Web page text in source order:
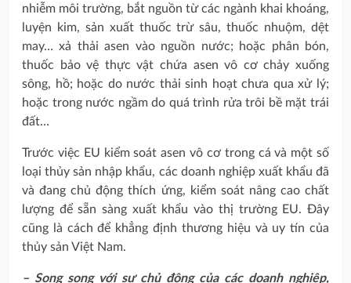
nhiễm môi trường, bắt nguồn từ các ngành khai khoáng,
luyện kim, sản xuất thuốc trừ sâu, thuốc nhuộm, dệt
may… xả thải asen vào nguồn nước; hoặc phân bón,
thuốc bảo vệ thực vật chứa asen vô cơ chảy xuống
sông, hồ; hoặc do nước thải sinh hoạt chưa qua xử lý;
hoặc trong nước ngầm do quá trình rửa trôi bề mặt trái
đất…
Trước việc EU kiểm soát asen vô cơ trong cá và một số
loại thủy sản nhập khẩu, các doanh nghiệp xuất khẩu đã
và đang chủ động thích ứng, kiểm soát nâng cao chất
lượng để sẵn sàng xuất khẩu vào thị trường EU. Đây
cũng là cách để khẳng định thương hiệu và uy tín của
thủy sản Việt Nam.
– Song song với sự chủ động của các doanh nghiệp,